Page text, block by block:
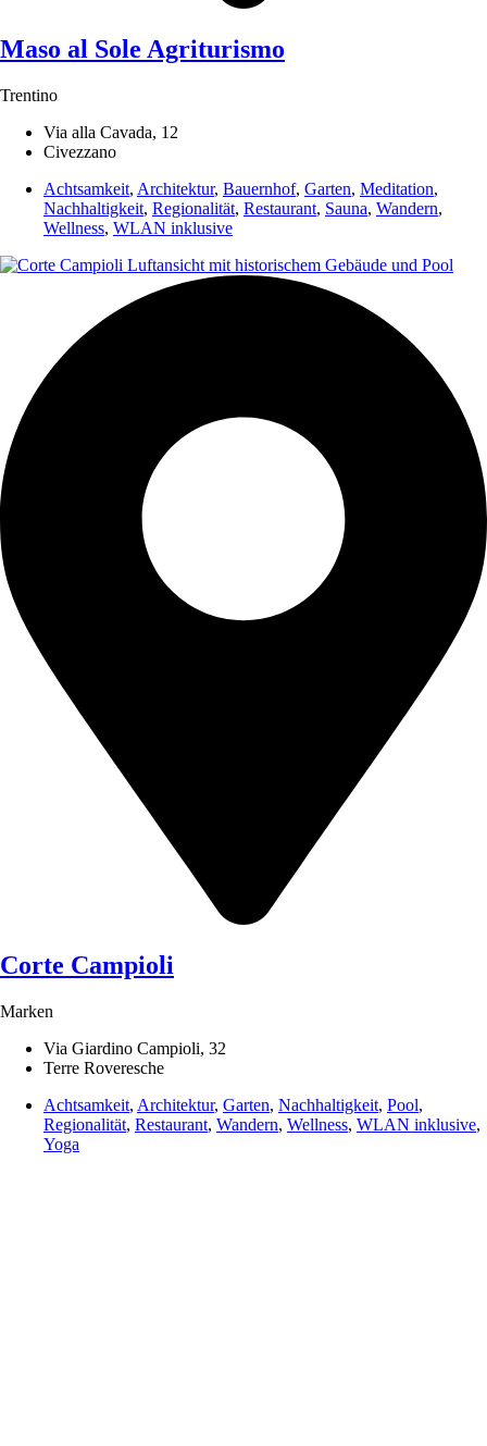
Maso al Sole Agriturismo
Trentino
Via alla Cavada, 12
Civezzano
Achtsamkeit, Architektur, Bauernhof, Garten, Meditation,
Nachhaltigkeit, Regionalität, Restaurant, Sauna, Wandern,
Wellness, WLAN inklusive
Corte Campioli
Marken
Via Giardino Campioli, 32
Terre Roveresche
Achtsamkeit, Architektur, Garten, Nachhaltigkeit, Pool,
Regionalität, Restaurant, Wandern, Wellness, WLAN inklusive,
Yoga